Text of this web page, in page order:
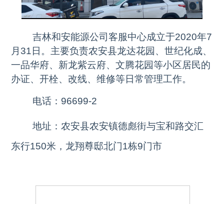
吉林和安能源公司客服中心成立于2020年7
月31日。主要负责农安县龙达花园、世纪化成、
一品华府、新龙紫云府、文腾花园等小区居民的
办证、开栓、改线、维修等日常管理工作。
电话：96699-2
地址：农安县农安镇德彪街与宝和路交汇
东行150米，龙翔尊邸北门1栋9门市